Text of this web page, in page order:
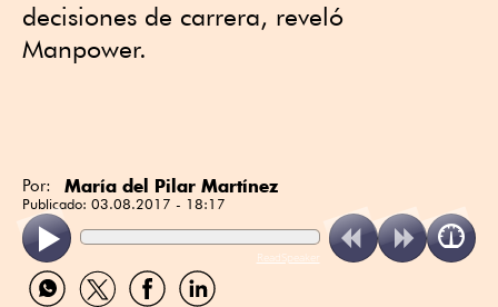
decisiones de carrera, reveló
Manpower.
Por: María del Pilar Martínez
Publicado: 03.08.2017 - 18:17
ReadSpeaker
Compartir
por
Compartir
por
Compartir
por
Compartir
por